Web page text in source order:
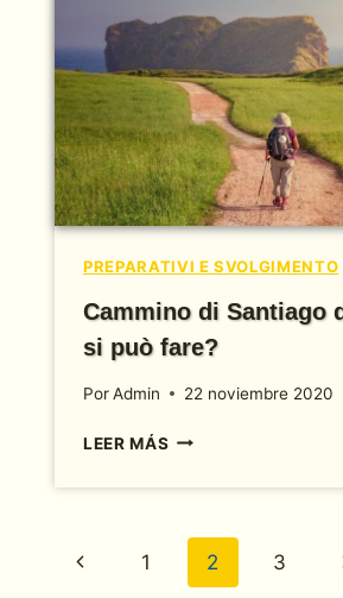
ORGANIZZATI
O
FAI
DA
TE?
PREPARATIVI E SVOLGIMENTO
Cammino di Santiago
si può fare?
PorAdmin 22 noviembre 2020
LEER MÁS CAMMINO
SANTIAGO
SOLA:
PUÒ
Navegación
Página
1 2 3